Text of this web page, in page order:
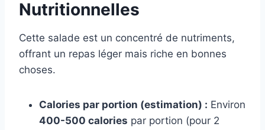
Nutritionnelles
Cette salade est un concentré de nutriments,
offrant un repas léger mais riche en bonnes
choses.
Calories par portion (estimation) : Environ
400-500 calories par portion (pour 2